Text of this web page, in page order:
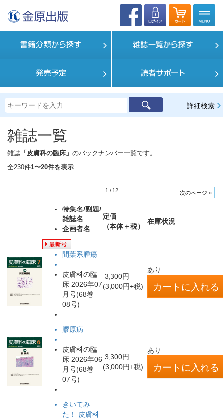
詳細検索
雑誌一覧
雑誌 「皮膚科の臨床」 のバックナンバー一覧です。
全230件1〜20件を表示
1 / 12 次のページ »
特集名/副題/
雑誌名
企画者名
定価
（本体＋税）
在庫状況
間葉系腫瘍
皮膚科の臨
床 2026年07
月号(68巻
08号)
3,300円
(3,000円+税)
あり
膠原病
皮膚科の臨
床 2026年06
月号(68巻
07号)
3,300円
(3,000円+税)
あり
きいてみ
た！ 皮膚科